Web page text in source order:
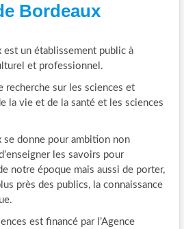
Bordeaux
est un établissement public à
et professionnel.
recherche sur les sciences et
la vie et de la santé et les sciences
se donne pour ambition non
les savoirs pour
notre époque mais aussi de porter,
près des publics, la connaissance
est financé par l’Agence